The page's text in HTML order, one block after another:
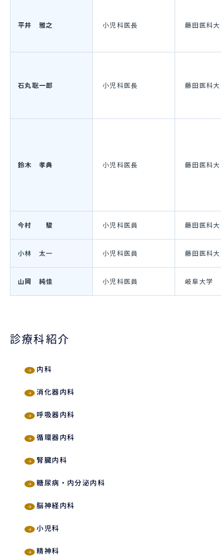
平井 雅之 小児科医長 藤田医科
石丸聡一郎 小児科医長 藤田医科
鈴木 孝典 小児科医長 藤田医科
今村 駿 小児科医員 藤田医科
小林 太一 小児科医員 藤田医科
山岡 純佳 小児科医員 岐阜大学
診療科紹介
内科
消化器内科
呼吸器内科
循環器内科
腎臓内科
糖尿病・内分泌内科
脳神経内科
小児科
精神科